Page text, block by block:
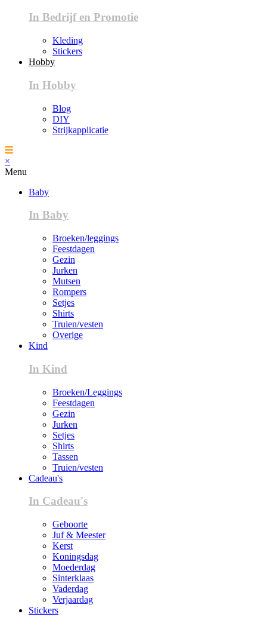
In Bedrijf en Promotie
Kleding
Stickers
Hobby
In Hobby
Blog
DIY
Strijkapplicatie
×
Menu
Baby
In Baby
Broeken/leggings
Feestdagen
Gezin
Jurken
Mutsen
Rompers
Setjes
Shirts
Truien/vesten
Overige
Kind
In Kind
Broeken/Leggings
Feestdagen
Gezin
Jurken
Setjes
Shirts
Tassen
Truien/vesten
Cadeau's
In Cadeau's
Geboorte
Juf & Meester
Kerst
Koningsdag
Moederdag
Sinterklaas
Vaderdag
Verjaardag
Stickers